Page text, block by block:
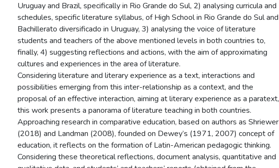
Uruguay and Brazil, specifically in Rio Grande do Sul, 2) analysing curricula and
schedules, specific literature syllabus, of High School in Rio Grande do Sul and
Bachillerato diversificado in Uruguay, 3) analysing the voice of literature
students and teachers of the above mentioned levels in both countries to,
finally, 4) suggesting reflections and actions, with the aim of approximating
cultures and experiences in the area of literature.
Considering literature and literary experience as a text, interactions and
possibilities emerging from this inter-relationship as a context, and the
proposal of an effective interaction, aiming at literary experience as a paratext,
this work presents a panorama of literature teaching in both countries.
Approaching research in comparative education, based on authors as Shriewer
(2018) and Landman (2008), founded on Dewey’s (1971, 2007) concept of
education, it reflects on the formation of Latin-American pedagogic thinking.
Considering these theoretical reflections, document analysis, quantitative and